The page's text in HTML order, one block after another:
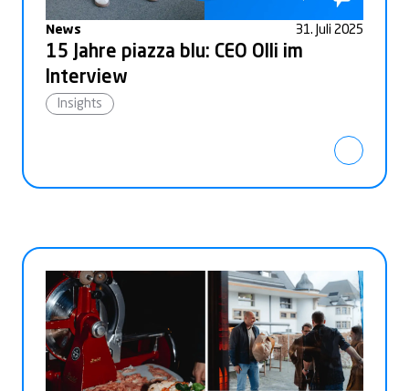
News 31. Juli 2025
15 Jahre piazza blu: CEO Olli im
Interview
Insights